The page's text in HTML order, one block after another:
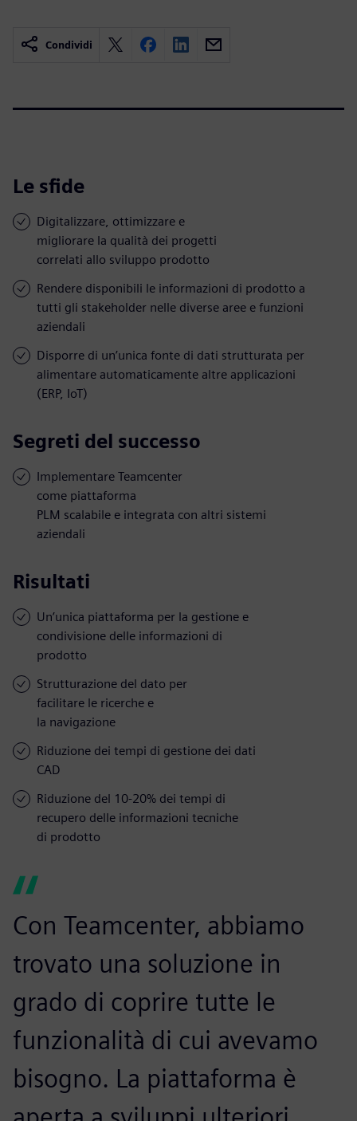
Condividi
Le sfide
Digitalizzare, ottimizzare e
migliorare la qualità dei progetti
correlati allo sviluppo prodotto
Rendere disponibili le informazioni di prodotto a
tutti gli stakeholder nelle diverse aree e funzioni
aziendali
Disporre di un’unica fonte di dati strutturata per
alimentare automaticamente altre applicazioni
(ERP, IoT)
Segreti del successo
Implementare Teamcenter
come piattaforma
PLM scalabile e integrata con altri sistemi
aziendali
Risultati
Un’unica piattaforma per la gestione e
condivisione delle informazioni di
prodotto
Strutturazione del dato per
facilitare le ricerche e
la navigazione
Riduzione dei tempi di gestione dei dati
CAD
Riduzione del 10-20% dei tempi di
recupero delle informazioni tecniche
di prodotto
Con Teamcenter, abbiamo
trovato una soluzione in
grado di coprire tutte le
funzionalità di cui avevamo
bisogno. La piattaforma è